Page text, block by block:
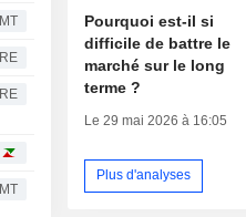
MT
RE
RE
MT
Pourquoi est-il si
difficile de battre le
marché sur le long
terme ?
Le 29 mai 2026 à 16:05
Plus d'analyses